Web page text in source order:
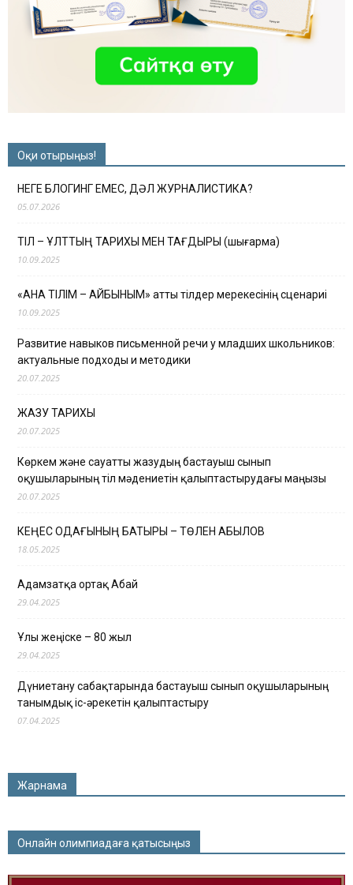
Оқи отырыңыз!
НЕГЕ БЛОГИНГ ЕМЕС, ДӘЛ ЖУРНАЛИСТИКА?
05.07.2026
ТІЛ – ҰЛТТЫҢ ТАРИХЫ МЕН ТАҒДЫРЫ (шығарма)
10.09.2025
«АНА ТІЛІМ – АЙБЫНЫМ» атты тілдер мерекесінің сценариі
10.09.2025
Развитие навыков письменной речи у младших школьников:
актуальные подходы и методики
20.07.2025
ЖАЗУ ТАРИХЫ
20.07.2025
Көркем және сауатты жазудың бастауыш сынып
оқушыларының тіл мәдениетін қалыптастырудағы маңызы
20.07.2025
КЕҢЕС ОДАҒЫНЫҢ БАТЫРЫ – ТӨЛЕН ҚАБЫЛОВ
18.05.2025
Адамзатқа ортақ Абай
29.04.2025
Ұлы жеңіске – 80 жыл
29.04.2025
Дүниетану сабақтарында бастауыш сынып оқушыларының
танымдық іс-әрекетін қалыптастыру
07.04.2025
Жарнама
Онлайн олимпиадаға қатысыңыз